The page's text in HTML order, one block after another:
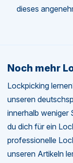
dieses
Noch mehr
Lockpicking
unseren
innerhalb weniger
du dich für ein
professionelle
unseren Artikeln